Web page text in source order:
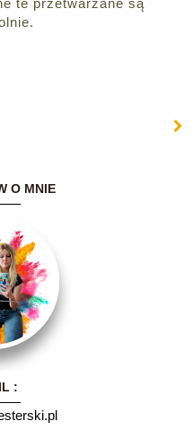
te przetwarzane są
O MNIE
że
bloga
: